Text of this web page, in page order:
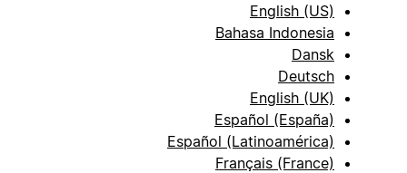
English (US)
Bahasa Indonesia
Dansk
Deutsch
English (UK)
Español (España)
Español (Latinoamérica)
Français (France)